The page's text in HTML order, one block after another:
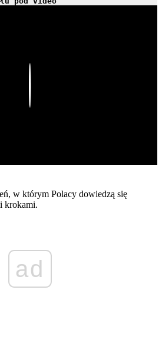
w którym Polacy dowiedzą się
krokami.
ad